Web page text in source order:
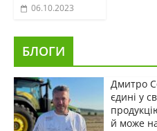
06.10.2023
БЛОГИ
Дмитро
єдині у
й може